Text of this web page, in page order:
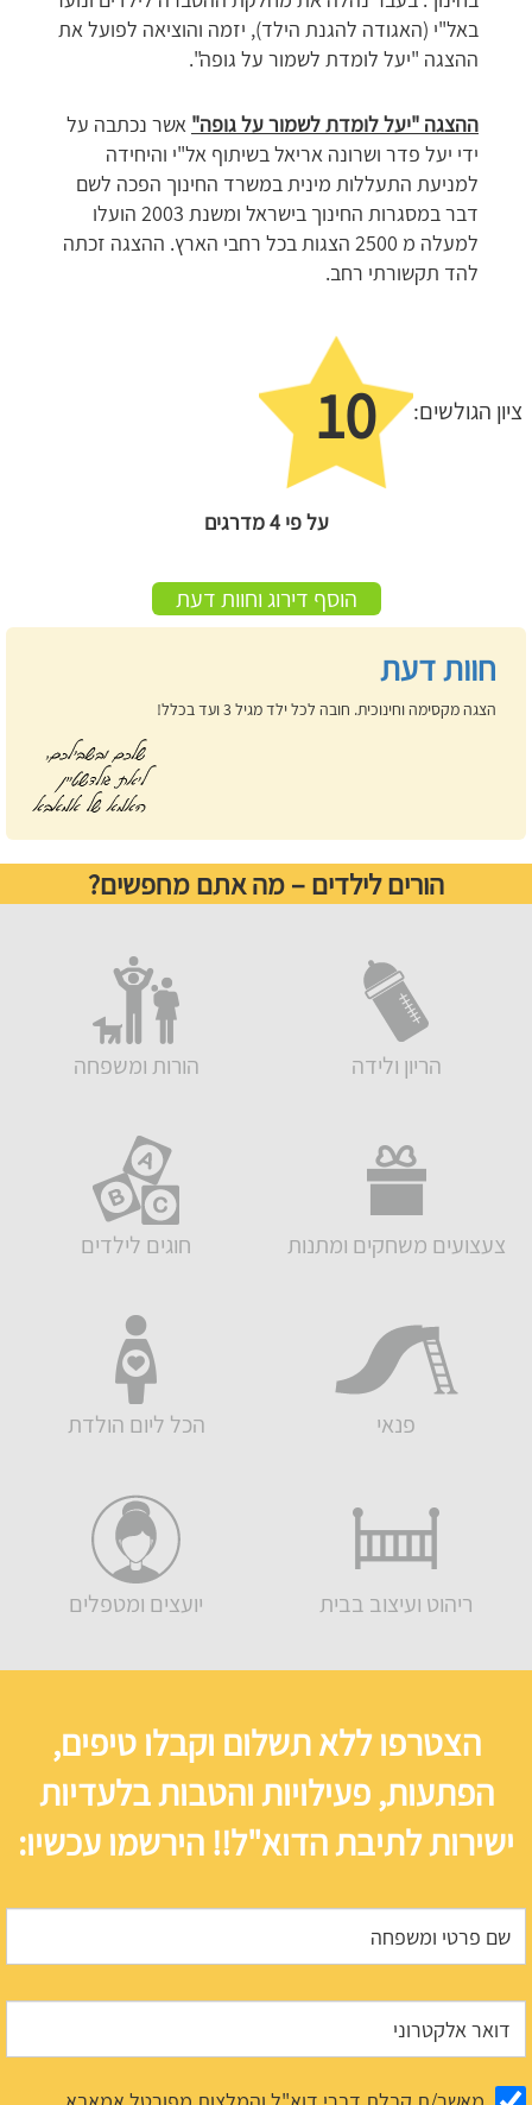
באל"י (האגודה להגנת הילד), יזמה והוציאה לפועל את
ההצגה "יעל לומדת לשמור על גופה".
ההצגה "יעל לומדת לשמור על גופה" אשר נכתבה על
ידי יעל פדר ושרונה אריאל בשיתוף אל"י והיחידה
למניעת התעללות מינית במשרד החינוך הפכה לשם
דבר במסגרות החינוך בישראל ומשנת 2003 הועלו
למעלה מ 2500 הצגות בכל רחבי הארץ. ההצגה זכתה
להד תקשורתי רחב.
ציון הגולשים: 10
על פי 4 מדרגים
הוסף דירוג וחוות דעת
חוות דעת
הצגה מקסימה וחינוכית. חובה לכל ילד מגיל 3 ועד בכלל!
הורים לילדים – מה אתם מחפשים?
הורות ומשפחה הריון ולידה
חוגים לילדים צעצועים משחקים ומתנות
הכל ליום הולדת פנאי
יועצים ומטפלים ריהוט ועיצוב בבית
הצטרפו ללא תשלום וקבלו טיפים,
הפתעות, פעילויות והטבות בלעדיות
ישירות לתיבת הדוא"ל!! הירשמו עכשיו: